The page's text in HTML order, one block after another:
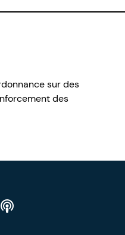
sur des
des
CIAO sur Facebook
CIAO sur Instagram
CIAO sur YouTube
Découvre notre podcast